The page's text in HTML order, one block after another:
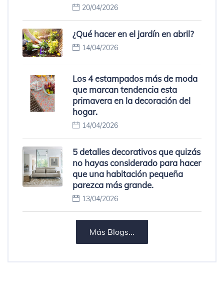
20/04/2026
¿Qué hacer en el jardín en abril?
14/04/2026
Los 4 estampados más de moda
que marcan tendencia esta
primavera en la decoración del
hogar.
14/04/2026
5 detalles decorativos que quizás
no hayas considerado para hacer
que una habitación pequeña
parezca más grande.
13/04/2026
Más Blogs...